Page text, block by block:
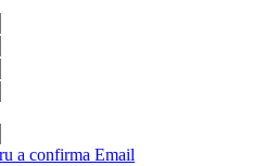
a confirma Email